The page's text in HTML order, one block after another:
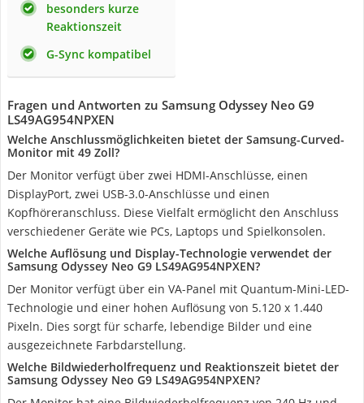
besonders kurze
Reaktionszeit
G-Sync kompatibel
Fragen und Antworten zu Samsung Odyssey Neo‎ G9
LS49AG954NPXEN
Welche Anschlussmöglichkeiten bietet der Samsung-Curved-
Monitor mit 49 Zoll?
Der Monitor verfügt über zwei HDMI-Anschlüsse, einen
DisplayPort, zwei USB-3.0-Anschlüsse und einen
Kopfhöreranschluss. Diese Vielfalt ermöglicht den Anschluss
verschiedener Geräte wie PCs, Laptops und Spielkonsolen.
Welche Auflösung und Display-Technologie verwendet der
Samsung Odyssey Neo‎ G9 LS49AG954NPXEN?
Der Monitor verfügt über ein VA-Panel mit Quantum-Mini-LED-
Technologie und einer hohen Auflösung von 5.120 x 1.440
Pixeln. Dies sorgt für scharfe, lebendige Bilder und eine
ausgezeichnete Farbdarstellung.
Welche Bildwiederholfrequenz und Reaktionszeit bietet der
Samsung Odyssey Neo‎ G9 LS49AG954NPXEN?